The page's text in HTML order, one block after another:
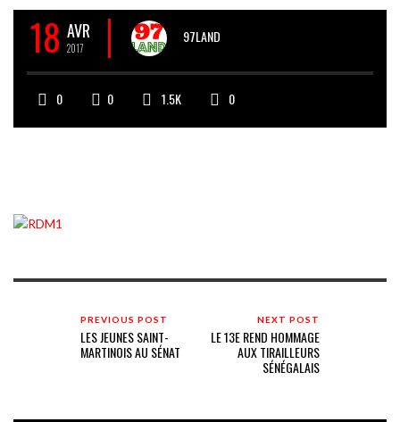
18 AVR
2017
97LAND
0 0 1.5K 0
PREVIOUS POST
LES JEUNES SAINT-
MARTINOIS AU SÉNAT
NEXT POST
LE 13E REND HOMMAGE
AUX TIRAILLEURS
SÉNÉGALAIS